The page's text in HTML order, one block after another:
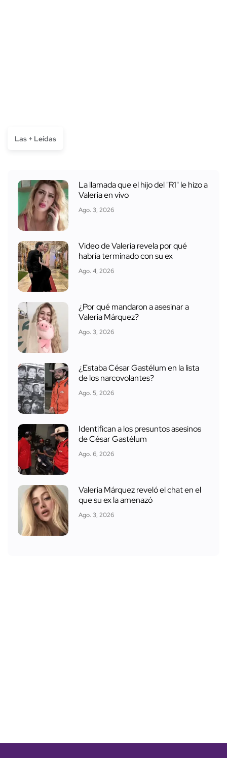
Las + Leídas
La llamada que el hijo del "R1" le hizo a
Valeria en vivo
Ago. 3, 2026
Video de Valeria revela por qué
habría terminado con su ex
Ago. 4, 2026
¿Por qué mandaron a asesinar a
Valeria Márquez?
Ago. 3, 2026
¿Estaba César Gastélum en la lista
de los narcovolantes?
Ago. 5, 2026
Identifican a los presuntos asesinos
de César Gastélum
Ago. 6, 2026
Valeria Márquez reveló el chat en el
que su ex la amenazó
Ago. 3, 2026